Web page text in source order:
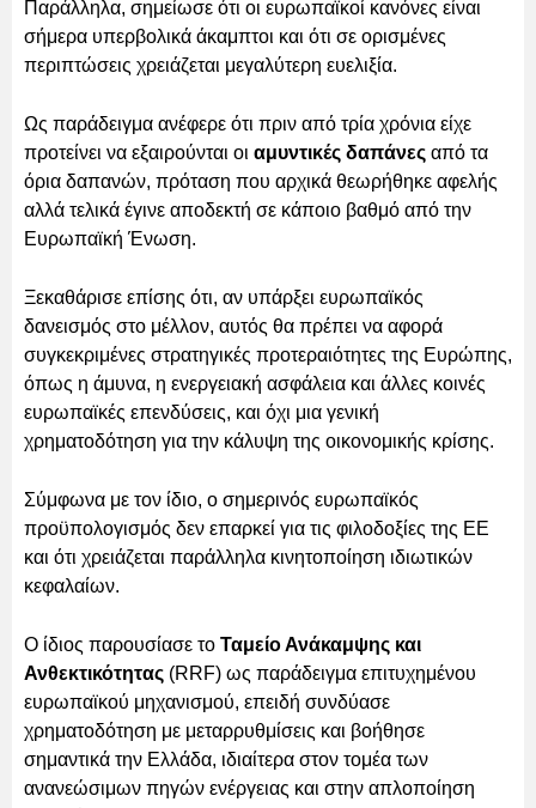
Παράλληλα, σημείωσε ότι οι ευρωπαϊκοί κανόνες είναι
σήμερα υπερβολικά άκαμπτοι και ότι σε ορισμένες
περιπτώσεις χρειάζεται μεγαλύτερη ευελιξία.
Ως παράδειγμα ανέφερε ότι πριν από τρία χρόνια είχε
προτείνει να εξαιρούνται οι αμυντικές δαπάνες από τα
όρια δαπανών, πρόταση που αρχικά θεωρήθηκε αφελής
αλλά τελικά έγινε αποδεκτή σε κάποιο βαθμό από την
Ευρωπαϊκή Ένωση.
Ξεκαθάρισε επίσης ότι, αν υπάρξει ευρωπαϊκός
δανεισμός στο μέλλον, αυτός θα πρέπει να αφορά
συγκεκριμένες στρατηγικές προτεραιότητες της Ευρώπης,
όπως η άμυνα, η ενεργειακή ασφάλεια και άλλες κοινές
ευρωπαϊκές επενδύσεις, και όχι μια γενική
χρηματοδότηση για την κάλυψη της οικονομικής κρίσης.
Σύμφωνα με τον ίδιο, ο σημερινός ευρωπαϊκός
προϋπολογισμός δεν επαρκεί για τις φιλοδοξίες της ΕΕ
και ότι χρειάζεται παράλληλα κινητοποίηση ιδιωτικών
κεφαλαίων.
Ο ίδιος παρουσίασε το Ταμείο Ανάκαμψης και
Ανθεκτικότητας (RRF) ως παράδειγμα επιτυχημένου
ευρωπαϊκού μηχανισμού, επειδή συνδύασε
χρηματοδότηση με μεταρρυθμίσεις και βοήθησε
σημαντικά την Ελλάδα, ιδιαίτερα στον τομέα των
ανανεώσιμων πηγών ενέργειας και στην απλοποίηση